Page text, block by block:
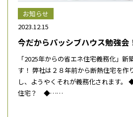
お知らせ
2023.12.15
今だからパッシブハウス勉強会
「2025年からの省エネ住宅義務化」新
す！ 弊社は２８年前から断熱住宅を作
し、ようやくそれが義務化されます。
住宅？ ◆……